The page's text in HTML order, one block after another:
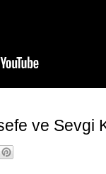
ve Sevgi